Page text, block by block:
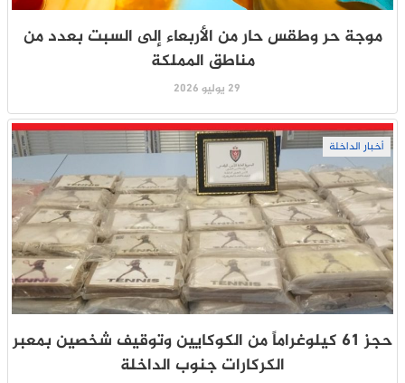
موجة حر وطقس حار من الأربعاء إلى السبت بعدد من
مناطق المملكة
29 يوليو 2026
أخبار الداخلة
حجز 61 كيلوغراماً من الكوكايين وتوقيف شخصين بمعبر
الكركارات جنوب الداخلة